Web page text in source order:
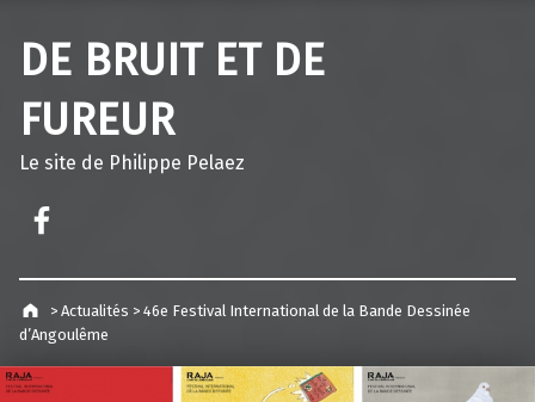
DE BRUIT ET DE
FUREUR
Le site de Philippe Pelaez
> Actualités > 46e Festival International de la Bande Dessinée
d’Angoulême